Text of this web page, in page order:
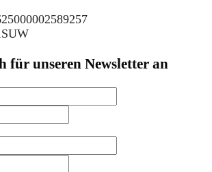
für unseren Newsletter an